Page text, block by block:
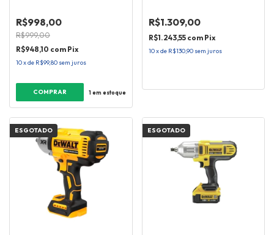
R$998,00
R$999,00
R$948,10 com Pix
10xde R$99,80 sem juros
1em estoque
R$1.309,00
R$1.243,55 com Pix
10xde R$130,90 sem juros
ESGOTADO ESGOTADO